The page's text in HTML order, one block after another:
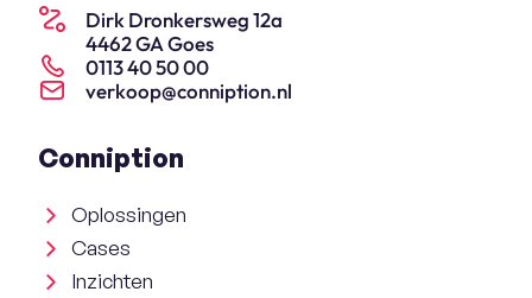
Dirk Dronkersweg 12a
4462 GA Goes
0113 40 50 00
verkoop@conniption.nl
Conniption
Oplossingen
Cases
Inzichten